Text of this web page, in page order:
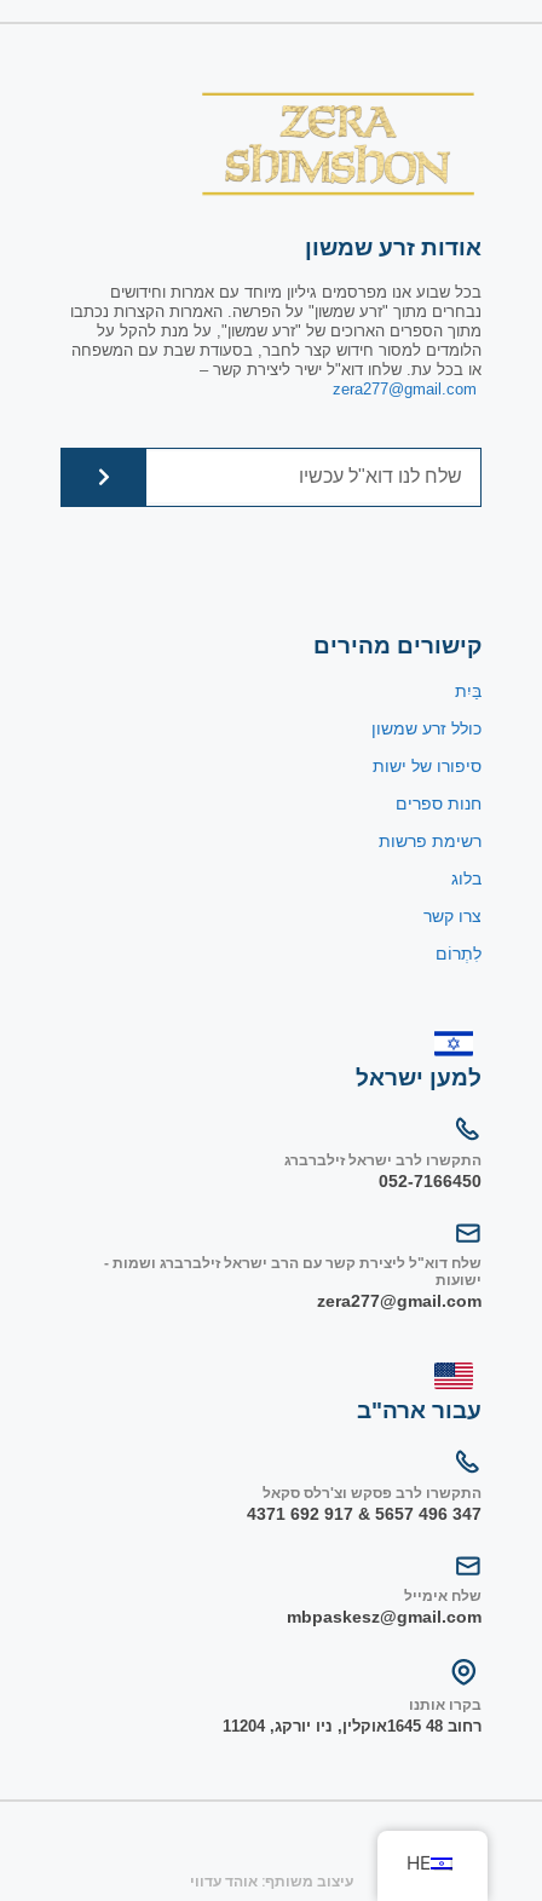
אודות זרע שמשון
בכל שבוע אנו מפרסמים גיליון מיוחד עם אמרות וחידושים
נבחרים מתוך "זרע שמשון" על הפרשה. האמרות הקצרות נכתבו
מתוך הספרים הארוכים של "זרע שמשון", על מנת להקל על
הלומדים למסור חידוש קצר לחבר, בסעודת שבת עם המשפחה
או בכל עת. שלחו דוא"ל ישיר ליצירת קשר –
zera277@gmail.com
קישורים מהירים
בַּיִת
כולל זרע שמשון
סיפורו של ישות
חנות ספרים
רשימת פרשות
בלוג
צרו קשר
לִתְרוֹם
למען ישראל
התקשרו לרב ישראל זילברברג
052-7166450
שלח דוא"ל ליצירת קשר עם הרב ישראל זילברברג ושמות -
ישועות
zera277@gmail.com
עבור ארה"ב
התקשרו לרב פסקש וצ'רלס סקאל
347 496 5657 & 917 692 4371
שלח אימייל
mbpaskesz@gmail.com
בקרו אותנו
רחוב 48 1645 אוקלין, ניו יורקג, 11204
עיצוב משותף: אוהד עדווי
HE